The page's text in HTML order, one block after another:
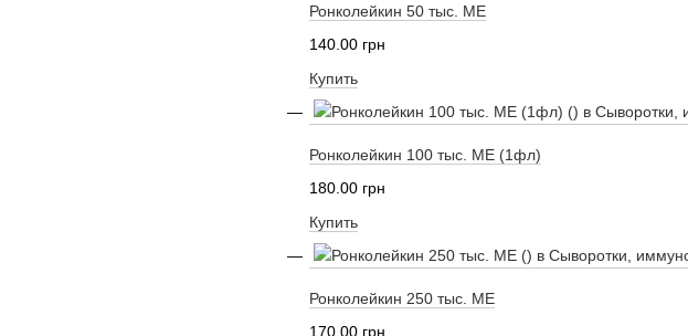
Ронколейкин 50 тыс. МЕ
140.00 грн
Купить
Ронколейкин 100 тыс. МЕ (1фл)
180.00 грн
Купить
Ронколейкин 250 тыс. МЕ
170.00 грн